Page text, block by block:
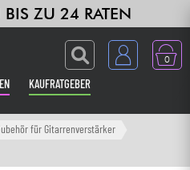
ZU 24 RATEN
0
KAUFRATGEBER
für Gitarrenverstärker